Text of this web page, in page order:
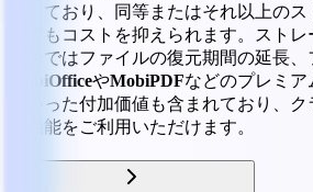
供しており、同等またはそれ以上の
してもコストを抑えられます。スト
ランではファイルの復元期間の延長、
MobiOfficeやMobiPDFなどのプレミア
といった付加価値も含まれており、
の機能をご利用いただけます。